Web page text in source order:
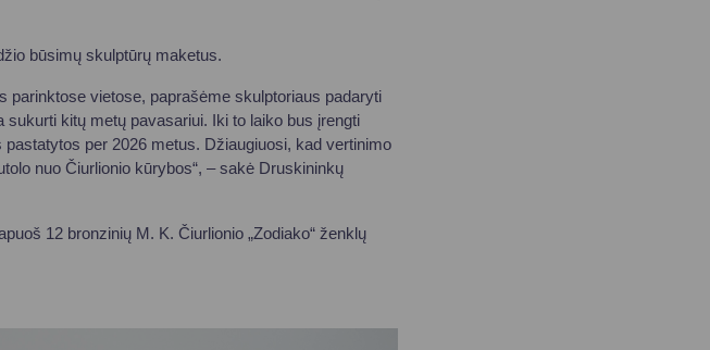
būsimų skulptūrų maketus.
parinktose vietose, paprašėme skulptoriaus padaryti
sukurti kitų metų pavasariui. Iki to laiko bus įrengti
per 2026 metus. Džiaugiuosi, kad vertinimo
nuo Čiurlionio kūrybos“, – sakė Druskininkų
12 bronzinių M. K. Čiurlionio „Zodiako“ ženklų